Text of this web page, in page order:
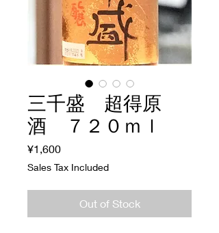
三千盛 超得原
酒 ７２０ｍｌ
¥1,600Price
Sales Tax Included
Out of Stock